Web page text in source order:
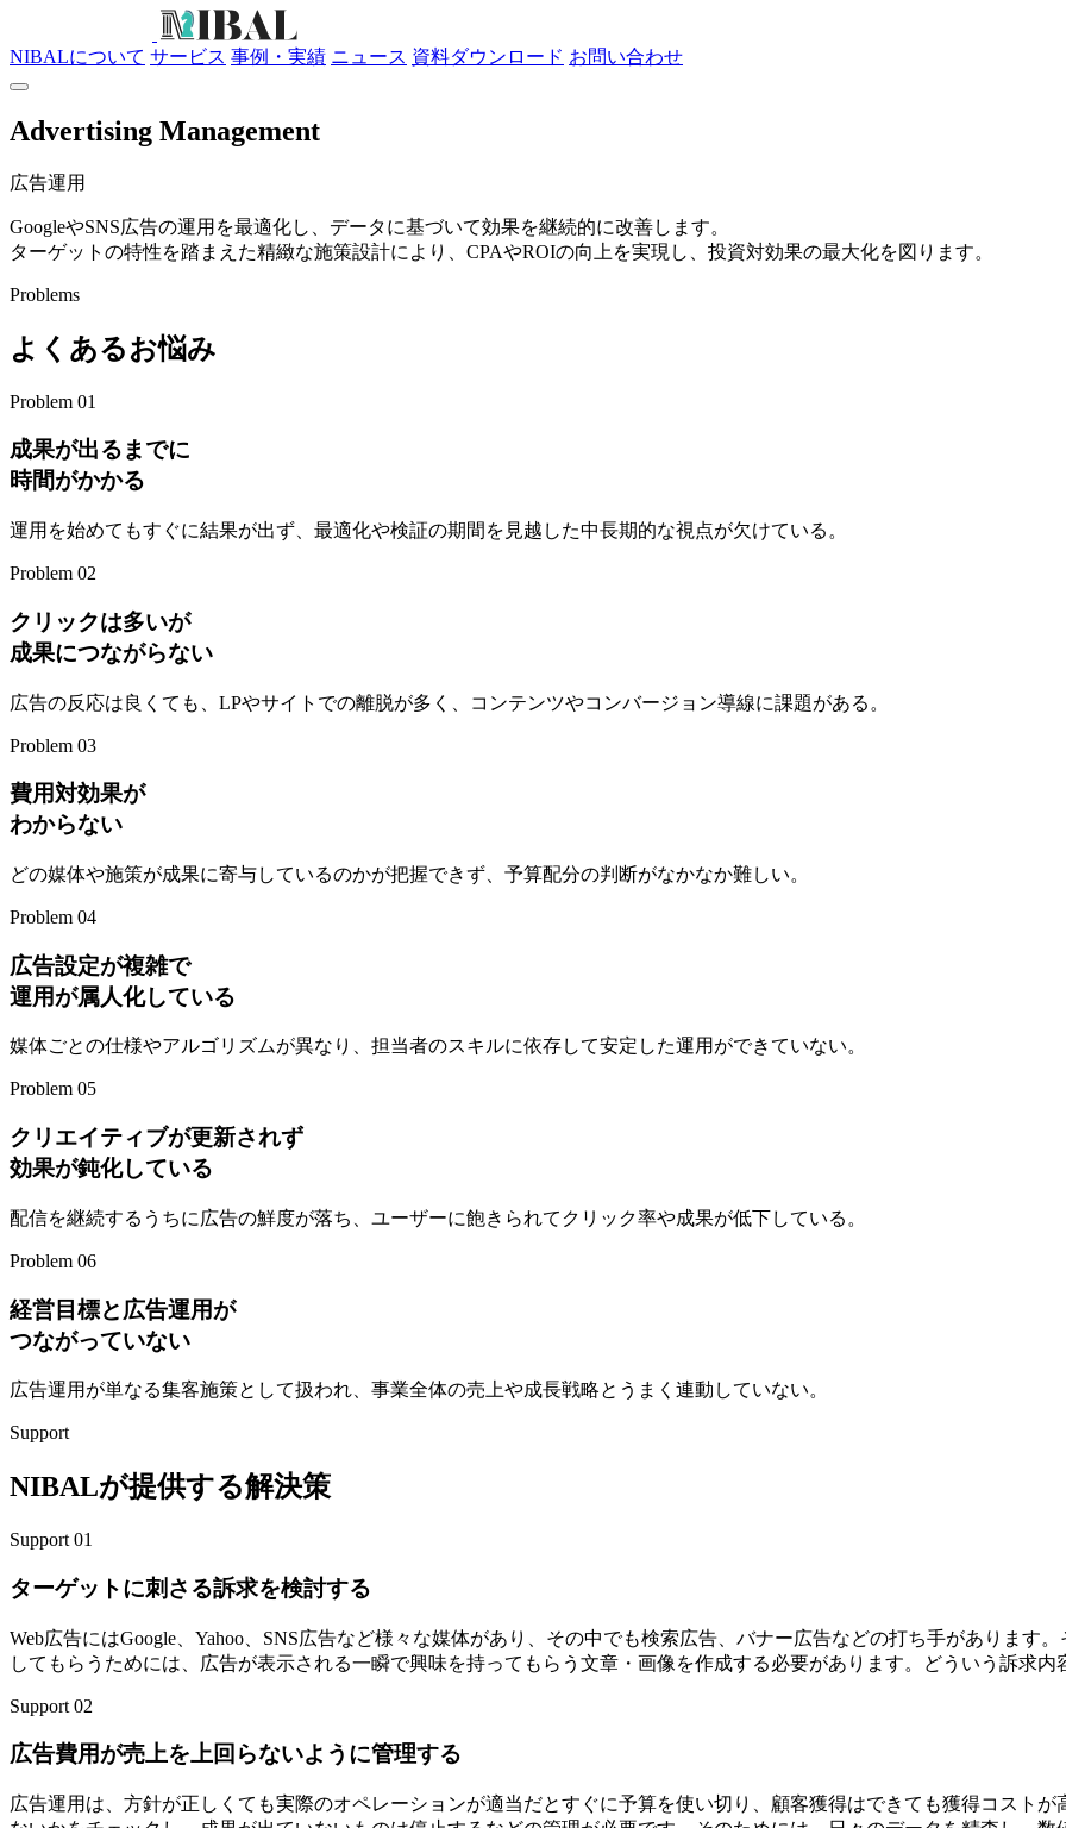
NIBALについて サービス 事例・実績 ニュース 資料ダウンロード お問い合わせ
Advertising Management
広告運用
GoogleやSNS広告の運用を最適化し、データに基づいて効果を継続的に改善します。
ターゲットの特性を踏まえた精緻な施策設計により、CPAやROIの向上を実現し、投資対効果の最大化を図ります。
Problems
よくあるお悩み
Problem 01
成果が出るまでに
時間がかかる
運用を始めてもすぐに結果が出ず、最適化や検証の期間を見越した中長期的な視点が欠けている。
Problem 02
クリックは多いが
成果につながらない
広告の反応は良くても、LPやサイトでの離脱が多く、コンテンツやコンバージョン導線に課題がある。
Problem 03
費用対効果が
わからない
どの媒体や施策が成果に寄与しているのかが把握できず、予算配分の判断がなかなか難しい。
Problem 04
広告設定が複雑で
運用が属人化している
媒体ごとの仕様やアルゴリズムが異なり、担当者のスキルに依存して安定した運用ができていない。
Problem 05
クリエイティブが更新されず
効果が鈍化している
配信を継続するうちに広告の鮮度が落ち、ユーザーに飽きられてクリック率や成果が低下している。
Problem 06
経営目標と広告運用が
つながっていない
広告運用が単なる集客施策として扱われ、事業全体の売上や成長戦略とうまく連動していない。
Support
NIBALが提供する解決策
Support 01
ターゲットに刺さる訴求を検討する
Web広告にはGoogle、Yahoo、SNS広告など様々な媒体があり、その中でも検索広告、バナー広告などの打ち手があります
してもらうためには、広告が表示される一瞬で興味を持ってもらう文章・画像を作成する必要があります。どういう訴求
Support 02
広告費用が売上を上回らないように管理する
広告運用は、方針が正しくても実際のオペレーションが適当だとすぐに予算を使い切り、顧客獲得はできても獲得コスト